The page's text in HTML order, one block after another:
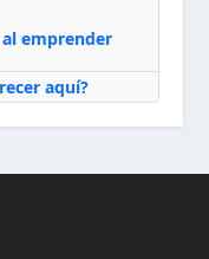
emprender
aquí?